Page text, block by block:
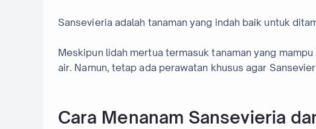
Sansevieria adalah tanaman yang indah baik untuk
Meskipun lidah mertua termasuk tanaman yang
air. Namun, tetap ada perawatan khusus agar
Cara Menanam Sansevieria